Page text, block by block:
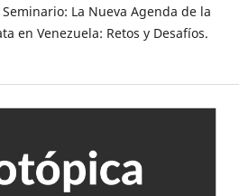
La Nueva Agenda de la
en Venezuela: Retos y Desafíos.